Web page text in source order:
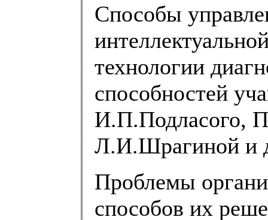
Способы
технологии
способностей
И.П.Подласого,
Л.И.Шрагиной и
Проблемы
способов их